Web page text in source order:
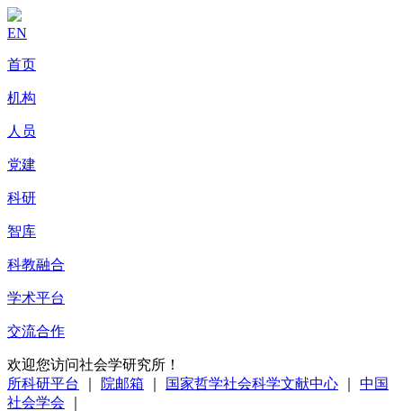
EN
首页
机构
人员
党建
科研
智库
科教融合
学术平台
交流合作
欢迎您访问社会学研究所！
所科研平台
院邮箱 国家哲学社会科学文献中心
中国
社会学会